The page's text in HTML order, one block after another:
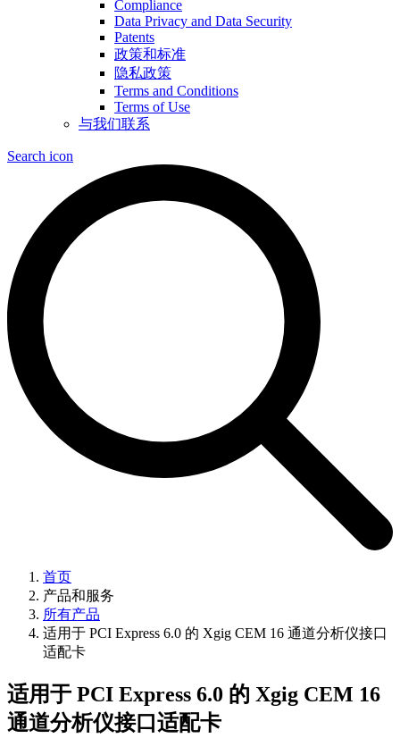
Compliance
Data Privacy and Data Security
Patents
政策和标准
隐私政策
Terms and Conditions
Terms of Use
与我们联系
Search icon
首页
产品和服务
所有产品
适用于 PCI Express 6.0 的 Xgig CEM 16 通道分析仪接口
适配卡
适用于 PCI Express 6.0 的 Xgig CEM 16
通道分析仪接口适配卡